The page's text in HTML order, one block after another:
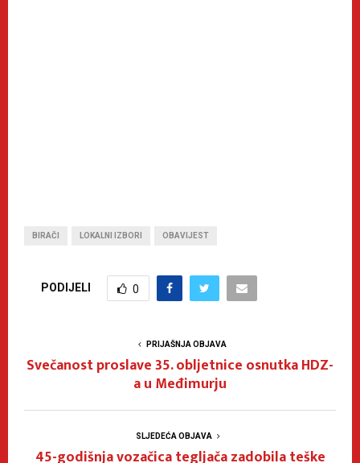
BIRAČI LOKALNI IZBORI OBAVIJEST
PODIJELI 0
PRIJAŠNJA OBJAVA
Svečanost proslave 35. obljetnice osnutka HDZ-
a u Međimurju
SLJEDEĆA OBJAVA
45-godišnja vozačica tegljača zadobila teške